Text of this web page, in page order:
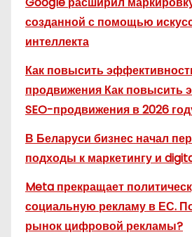
созданной с помощью
интеллекта
Как повысить
продвижения Как повысить
SEO-продвижения в 2026
В Беларуси бизнес начал
подходы к маркетингу и
Meta прекращает
социальную рекламу в ЕС.
рынок цифровой рекламы?